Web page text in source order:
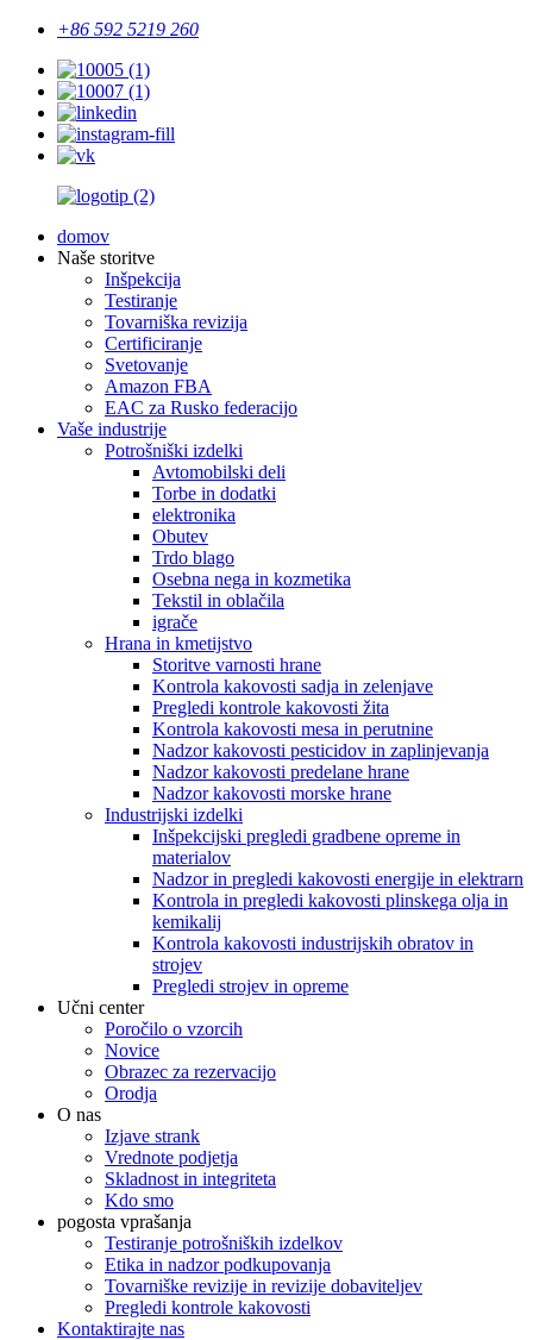
+86 592 5219 260
domov
Naše storitve
Inšpekcija
Testiranje
Tovarniška revizija
Certificiranje
Svetovanje
Amazon FBA
EAC za Rusko federacijo
Vaše industrije
Potrošniški izdelki
Avtomobilski deli
Torbe in dodatki
elektronika
Obutev
Trdo blago
Osebna nega in kozmetika
Tekstil in oblačila
igrače
Hrana in kmetijstvo
Storitve varnosti hrane
Kontrola kakovosti sadja in zelenjave
Pregledi kontrole kakovosti žita
Kontrola kakovosti mesa in perutnine
Nadzor kakovosti pesticidov in zaplinjevanja
Nadzor kakovosti predelane hrane
Nadzor kakovosti morske hrane
Industrijski izdelki
Inšpekcijski pregledi gradbene opreme in
materialov
Nadzor in pregledi kakovosti energije in elektrarn
Kontrola in pregledi kakovosti plinskega olja in
kemikalij
Kontrola kakovosti industrijskih obratov in
strojev
Pregledi strojev in opreme
Učni center
Poročilo o vzorcih
Novice
Obrazec za rezervacijo
Orodja
O nas
Izjave strank
Vrednote podjetja
Skladnost in integriteta
Kdo smo
pogosta vprašanja
Testiranje potrošniških izdelkov
Etika in nadzor podkupovanja
Tovarniške revizije in revizije dobaviteljev
Pregledi kontrole kakovosti
Kontaktirajte nas